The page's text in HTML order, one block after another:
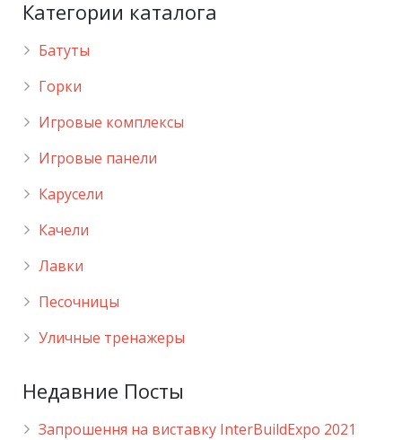
Категории каталога
Батуты
Горки
Игровые комплексы
Игровые панели
Карусели
Качели
Лавки
Песочницы
Уличные тренажеры
Недавние Посты
Запрошення на виставку InterBuildExpo 2021